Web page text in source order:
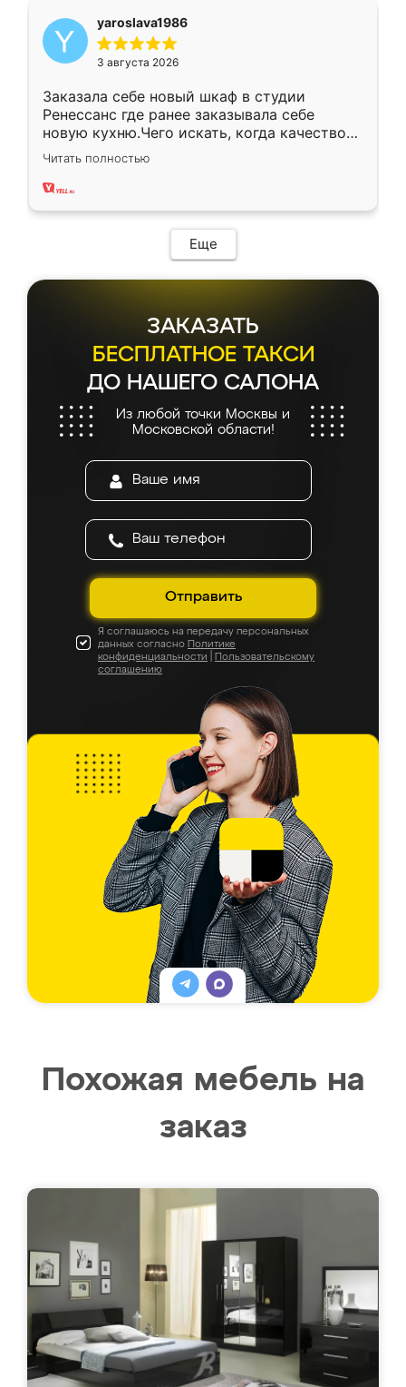
yaroslava1986
3 августа 2026
Заказала себе новый шкаф в студии
Ренессанс где ранее заказывала себе
новую кухню.Чего искать, когда качеством
вполне довольна. Служит кухня уже почти
два года, нареканий нет.
Читать полностью
Еще
ЗАКАЗАТЬ
БЕСПЛАТНОЕ ТАКСИ
ДО НАШЕГО САЛОНА
Из любой точки Москвы и
Московской области!
Отправить
Я соглашаюсь на передачу персональных
данных согласно Политике
конфиденциальности
Пользовательскому
соглашению
Похожая мебель на
заказ